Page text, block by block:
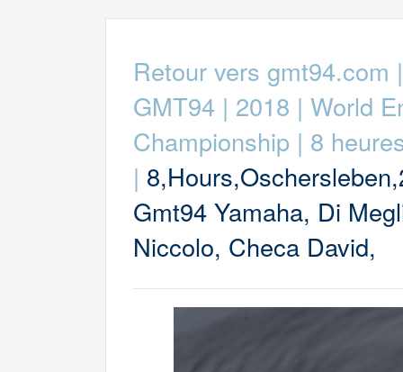
Retour vers gmt94.com
GMT94 | 2018 | World
Championship | 8
|
Gmt94 Yamaha, Di
Niccolo, Checa David,